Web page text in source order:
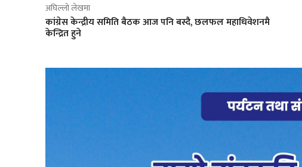
अघिल्लो लेखमा
कांग्रेस केन्द्रीय समिति बैठक आज पनि बस्दै, छलफल महाधिवेशनमै
केन्द्रित हुने